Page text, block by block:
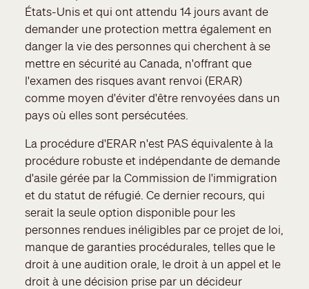
États-Unis et qui ont attendu 14 jours avant de
demander une protection mettra également en
danger la vie des personnes qui cherchent à se
mettre en sécurité au Canada, n'offrant que
l'examen des risques avant renvoi (ERAR)
comme moyen d'éviter d'être renvoyées dans un
pays où elles sont persécutées.
La procédure d'ERAR n'est PAS équivalente à la
procédure robuste et indépendante de demande
d'asile gérée par la Commission de l'immigration
et du statut de réfugié. Ce dernier recours, qui
serait la seule option disponible pour les
personnes rendues inéligibles par ce projet de loi,
manque de garanties procédurales, telles que le
droit à une audition orale, le droit à un appel et le
droit à une décision prise par un décideur